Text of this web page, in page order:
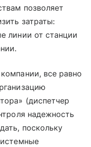
позволяет
затраты:
линии от станции
все равно
(диспетчер
надежность
поскольку